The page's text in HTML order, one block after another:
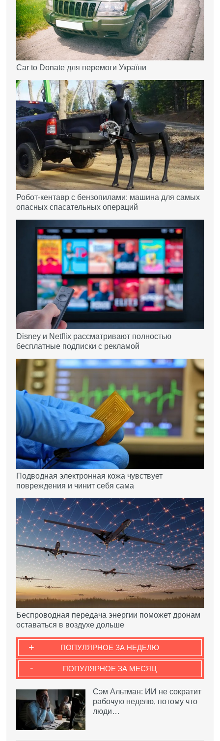
Car to Donate для перемоги України
Робот-кентавр с бензопилами: машина для самых
опасных спасательных операций
Disney и Netflix рассматривают полностью
бесплатные подписки с рекламой
Подводная электронная кожа чувствует
повреждения и чинит себя сама
Беспроводная передача энергии поможет дронам
оставаться в воздухе дольше
ПОПУЛЯРНОЕ ЗА НЕДЕЛЮ
+
ПОПУЛЯРНОЕ ЗА МЕСЯЦ
-
Сэм Альтман: ИИ не сократит
рабочую неделю, потому что
люди…